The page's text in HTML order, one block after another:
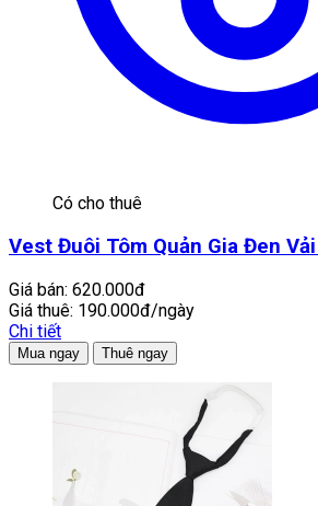
Có cho thuê
Vest Đuôi Tôm Quản Gia Đen
Giá bán: 620.000đ
Giá thuê: 190.000đ/ngày
Chi tiết
Mua ngay Thuê ngay